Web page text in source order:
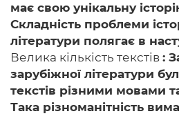
має свою унікальну
Складність проблеми
літератури полягає в
Велика кількість текстів :
зарубіжної літератури
текстів різними мовами
Така різноманітність
Вхiд